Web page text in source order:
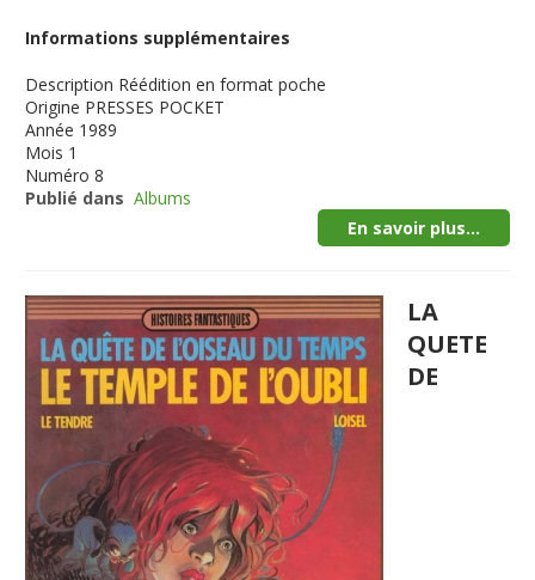
Informations supplémentaires
Description Réédition en format poche
Origine PRESSES POCKET
Année 1989
Mois 1
Numéro 8
Publié dans Albums
En savoir plus...
LA
QUETE
DE